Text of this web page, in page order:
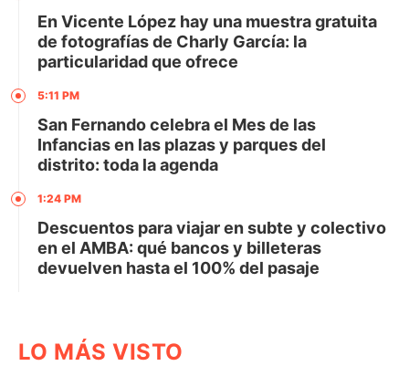
En Vicente López hay una muestra gratuita
de fotografías de Charly García: la
particularidad que ofrece
5:11 PM
San Fernando celebra el Mes de las
Infancias en las plazas y parques del
distrito: toda la agenda
1:24 PM
Descuentos para viajar en subte y colectivo
en el AMBA: qué bancos y billeteras
devuelven hasta el 100% del pasaje
LO MÁS VISTO